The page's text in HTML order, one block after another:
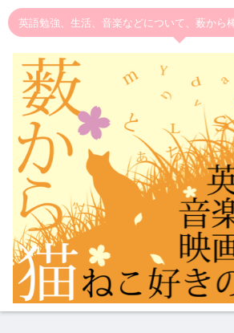
英語勉強、生活、音楽などについて、薮から